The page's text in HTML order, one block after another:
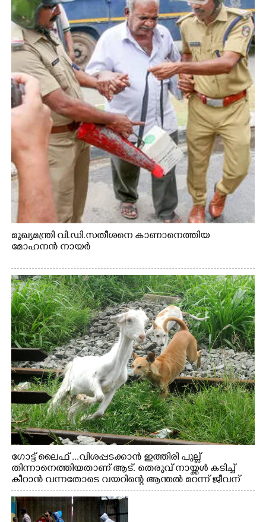
മുഖ്യമന്ത്രി വി.ഡി.സതീശനെ കാണാനെത്തിയ
മോഹനൻ നായർ
ഗോട്ട് ലൈഫ് ...വിശപ്പടക്കാൻ ഇത്തിരി പുല്ല്
തിന്നാനെത്തിയതാണ് ആട്. തെരുവ് നായ്ക്കൾ കടിച്ച്
കീറാൻ വന്നതോടെ വയറിന്റെ ആന്തൽ മറന്ന് ജീവന്
വേണ്ടിയായി ഓട്ടം. എറണാകുളം വാത്തുരുത്തിയിൽ
നിന്നുള്ള കാഴ്ച